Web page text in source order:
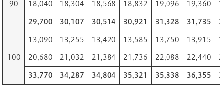
90 18,040 18,304 18,568 18,832 19,096 19,360
29,700 30,107 30,514 30,921 31,328 31,735
100
13,090 13,255 13,420 13,585 13,750 13,915
20,680 21,032 21,384 21,736 22,088 22,440
33,770 34,287 34,804 35,321 35,838 36,355